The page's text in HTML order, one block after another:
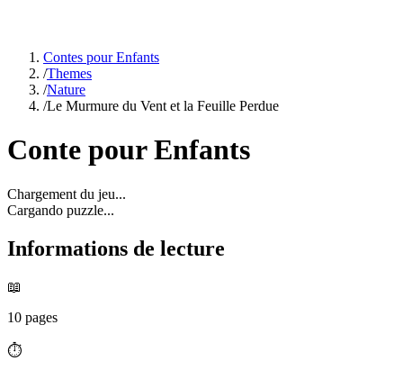
Contes pour Enfants
/Themes
/Nature
/Le Murmure du Vent et la Feuille Perdue
Conte pour Enfants
Chargement du jeu...
Cargando puzzle...
Informations de lecture
📖
10 pages
⏱️